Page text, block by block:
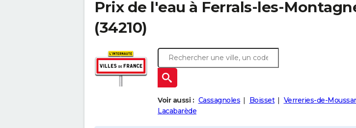
Prix de l'eau à Ferrals-les-
(34210)
Voir aussi : Cassagnoles Boisset
Verreries-de-
Lacabarède